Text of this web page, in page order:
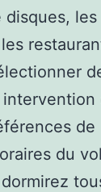
disques,
de
du